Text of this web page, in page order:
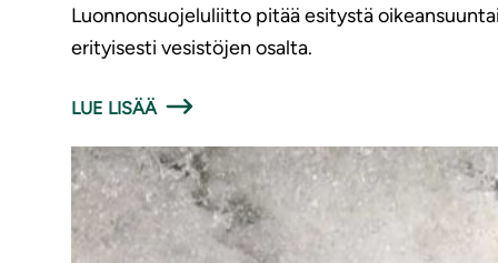
Luonnonsuojeluliitto pitää esitystä
erityisesti vesistöjen osalta.
LUE LISÄÄ